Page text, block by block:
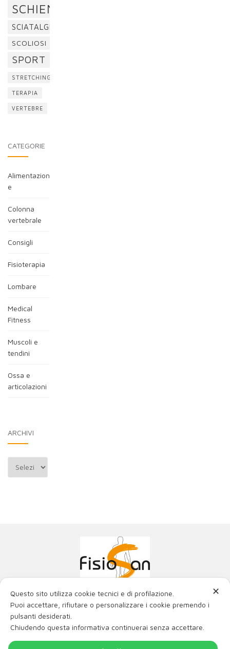
SCHIENA
SCIATALGIA
SCOLIOSI
SPORT
STRETCHING
TERAPIA
VERTEBRE
CATEGORIE
Alimentazion
e
Colonna
vertebrale
Consigli
Fisioterapia
Lombare
Medical
Fitness
Muscoli e
tendini
Ossa e
articolazioni
ARCHIVI
Archivi
Poliambulatorio Fisiosan Srl
La miglior fisioterapia con i migliori ortopedici e fisiatri
di Trieste e Friuli Venezia Giulia.
Via Genova 21, 34121 Trieste
Via Matteotti 2/c, 34015 Muggia (TS)
✕
Questo sito utilizza cookie tecnici e di profilazione.
Puoi accettare, rifiutare o personalizzare i cookie premendo i
pulsanti desiderati.
Chiudendo questa informativa continuerai senza accettare.